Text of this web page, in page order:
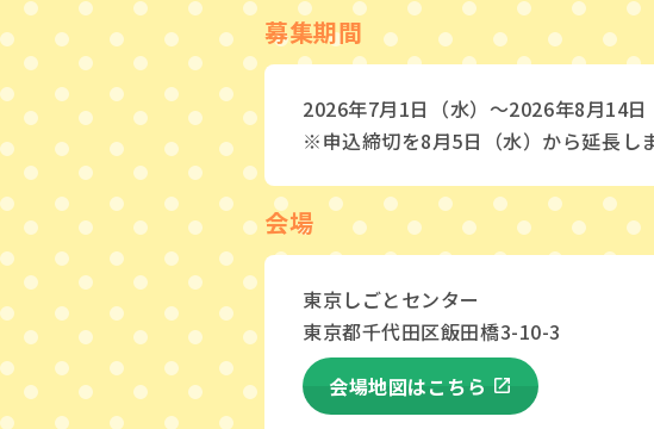
募集期間
2026年7月1日（水）～2026年8月14
※申込締切を8月5日（水）から延長し
会場
東京しごとセンター
東京都千代田区飯田橋3-10-3
会場地図はこちら